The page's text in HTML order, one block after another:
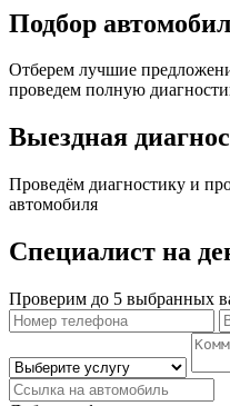
Подбор
Отберем лучшие
проведем полную
Выездная
Проведём диагностику и
автомобиля
Специалист на
Проверим до 5 выбранных